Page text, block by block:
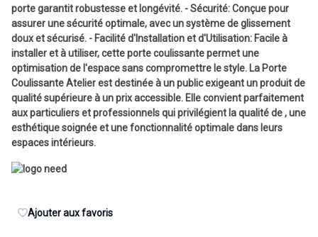
porte garantit robustesse et longévité. - Sécurité: Conçue pour
assurer une sécurité optimale, avec un système de glissement
doux et sécurisé. - Facilité d'Installation et d'Utilisation: Facile à
installer et à utiliser, cette porte coulissante permet une
optimisation de l'espace sans compromettre le style. La Porte
Coulissante Atelier est destinée à un public exigeant un produit de
qualité supérieure à un prix accessible. Elle convient parfaitement
aux particuliers et professionnels qui privilégient la qualité de , une
esthétique soignée et une fonctionnalité optimale dans leurs
espaces intérieurs.
Ajouter aux favoris